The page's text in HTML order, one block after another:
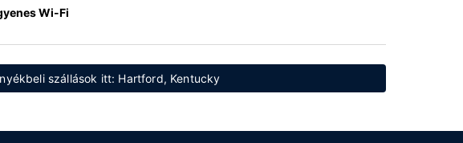
Wi-Fi
szállások itt: Hartford, Kentucky